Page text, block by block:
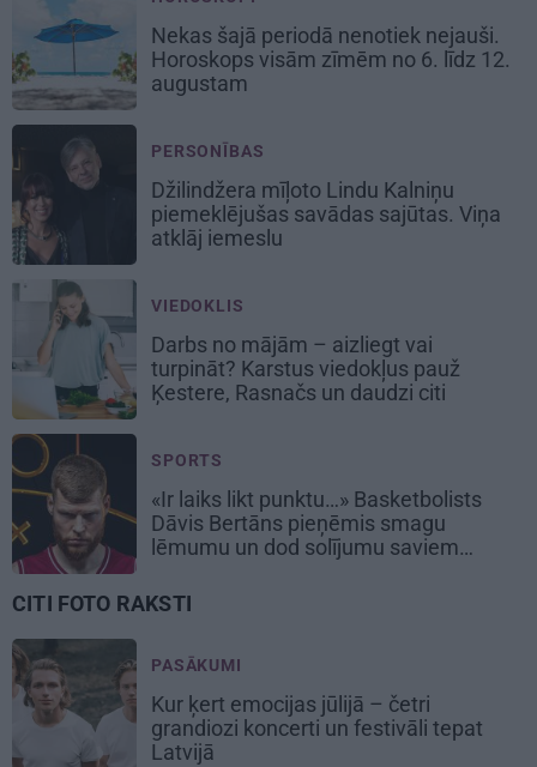
Nekas šajā periodā nenotiek nejauši.
Horoskops visām zīmēm no 6. līdz 12.
augustam
PERSONĪBAS
Džilindžera mīļoto Lindu Kalniņu
piemeklējušas savādas sajūtas. Viņa
atklāj iemeslu
VIEDOKLIS
Darbs no mājām – aizliegt vai
turpināt? Karstus viedokļus pauž
Ķestere, Rasnačs un daudzi citi
SPORTS
«Ir laiks likt punktu…» Basketbolists
Dāvis Bertāns pieņēmis smagu
lēmumu un dod solījumu saviem
CITI FOTO RAKSTI
PASĀKUMI
Kur ķert emocijas jūlijā – četri
grandiozi koncerti un festivāli tepat
Latvijā